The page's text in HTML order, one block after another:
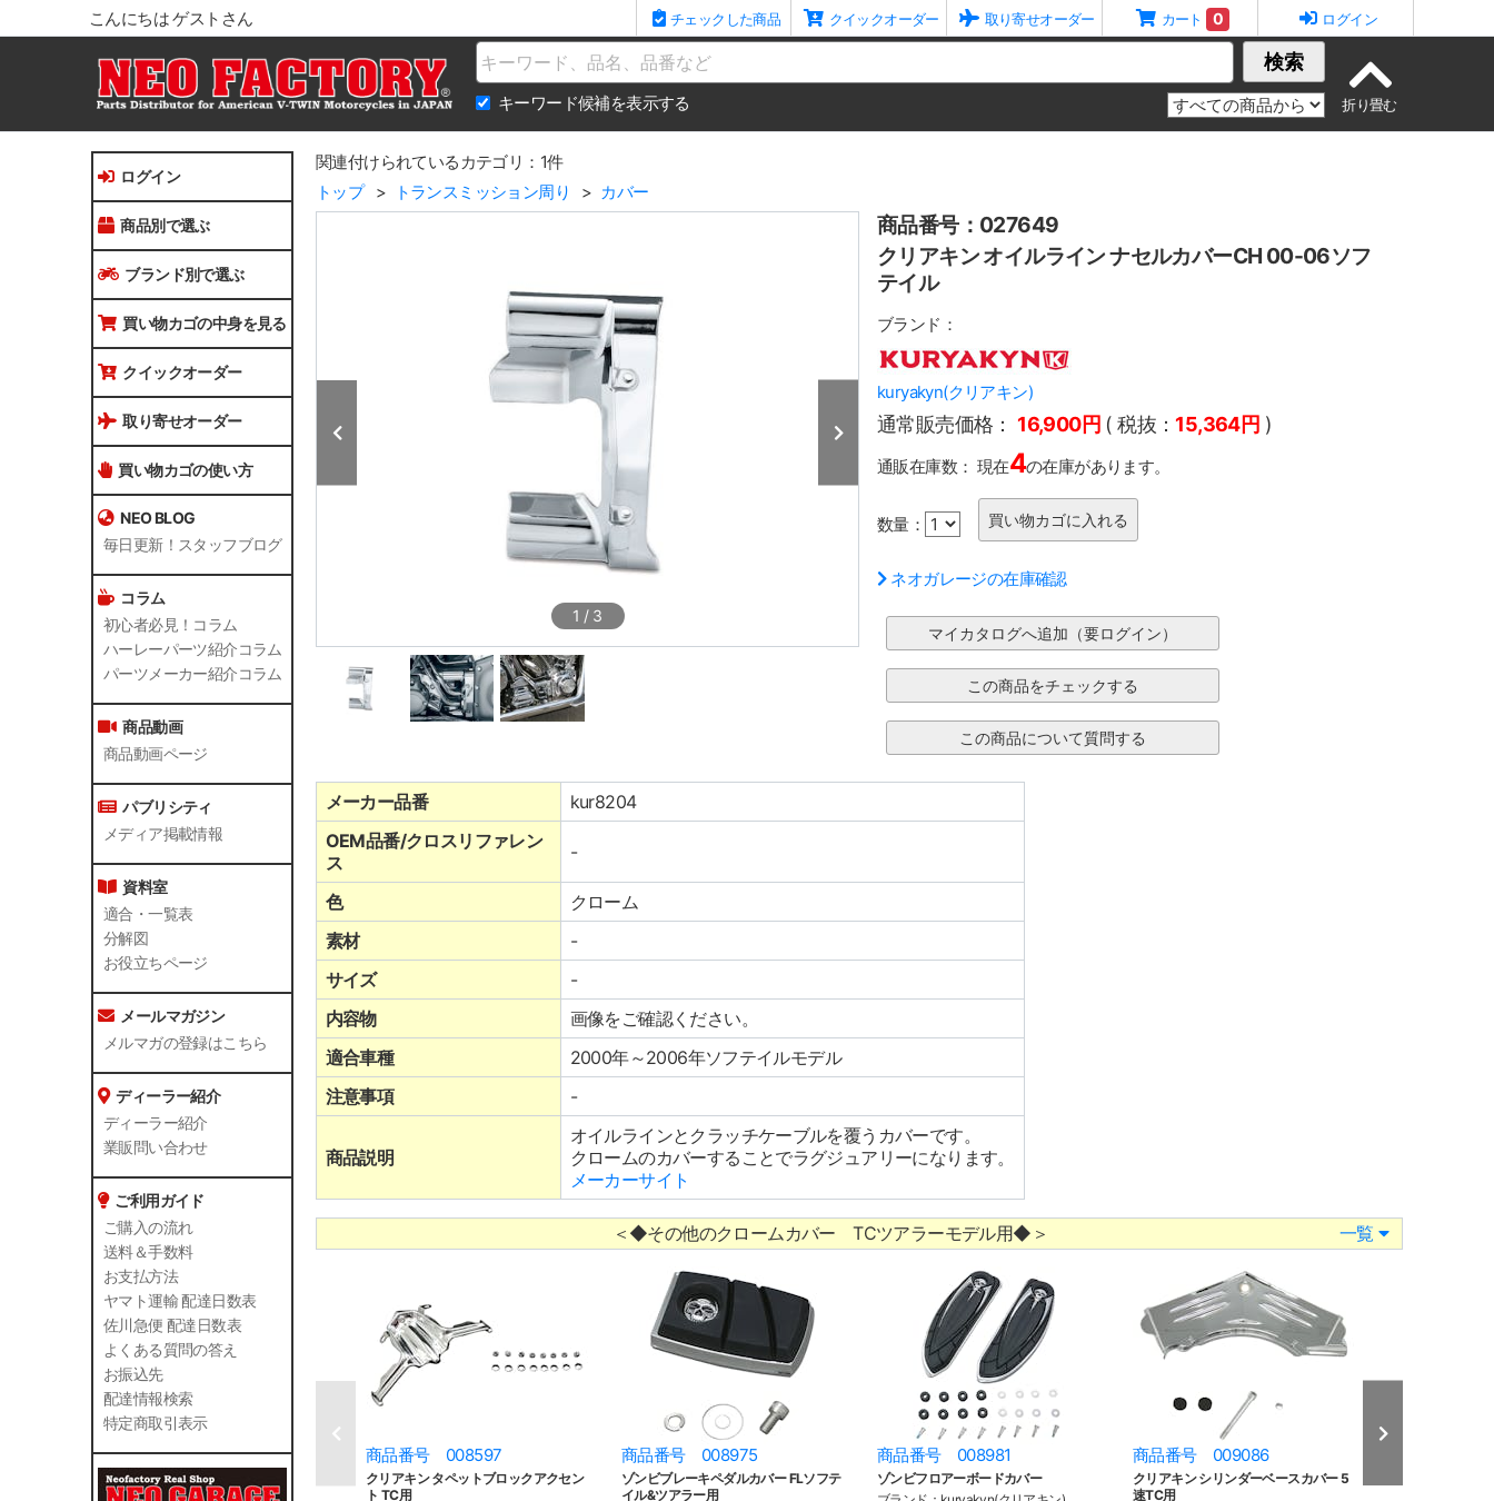
こんにちは ゲストさん チェックした商品 クイックオーダー 取り寄せオーダー カート 0 ログイン
Name 検索
キーワード候補を表示する
ログイン
商品別で選ぶ
ブランド別で選ぶ
買い物カゴの中身を見る
クイックオーダー
取り寄せオーダー
買い物カゴの使い方
NEO BLOG
毎日更新！スタッフブログ
コラム
初心者必見！コラム
ハーレーパーツ紹介コラム
パーツメーカー紹介コラム
商品動画
商品動画ページ
パブリシティ
メディア掲載情報
資料室
適合・一覧表
分解図
お役立ちページ
メールマガジン
メルマガの登録はこちら
ディーラー紹介
ディーラー紹介
業販問い合わせ
ご利用ガイド
ご購入の流れ
送料＆手数料
お支払方法
ヤマト運輸 配達日数表
佐川急便 配達日数表
よくある質問の答え
お振込先
配達情報検索
特定商取引表示
関連付けられているカテゴリ：1件
トップ
トランスミッション周り カバー
1 / 3
商品番号：027649
クリアキン オイルライン ナセルカバーCH 00-06ソフ
テイル
ブランド：
kuryakyn(クリアキン)
通常販売価格： 16,900円 ( 税抜： 15,364円 )
通販在庫数： 現在4の在庫があります。
数量：
ネオガレージの在庫確認
メーカー品番
kur8204
OEM品番/クロスリファレン
ス
-
色
クローム
素材
-
サイズ
-
内容物
画像をご確認ください。
適合車種
2000年～2006年ソフテイルモデル
注意事項
-
商品説明
オイルラインとクラッチケーブルを覆うカバーです。
クロームのカバーすることでラグジュアリーになります。
メーカーサイト
＜◆その他のクロームカバー TCツアラーモデル用◆＞ 一覧
商品番号 008597
クリアキン タペットブロックアクセン
ト TC用
商品番号 008975
ゾンビブレーキペダルカバー FLソフテ
イル&ツアラー用
商品番号 008981
ゾンビフロアーボードカバー
商品番号 009086
クリアキン シリンダーベースカバー 5
速TC用